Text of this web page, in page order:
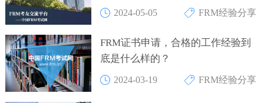
2024-05-05 FRM经验分享
FRM证书申请，合格的工作经验到
底是什么样的？
2024-03-19 FRM经验分享